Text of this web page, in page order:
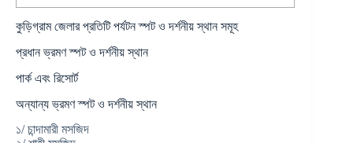
কুড়িগ্রাম জেলার প্রতিটি পর্যটন স্পট ও দর্শনীয় স্থান সমূহ
প্রধান ভ্রমণ স্পট ও দর্শনীয় স্থান
পার্ক এবং রিসোর্ট
অন্যান্য ভ্রমণ স্পট ও দর্শনীয় স্থান
১/ চান্দামারী মসজিদ